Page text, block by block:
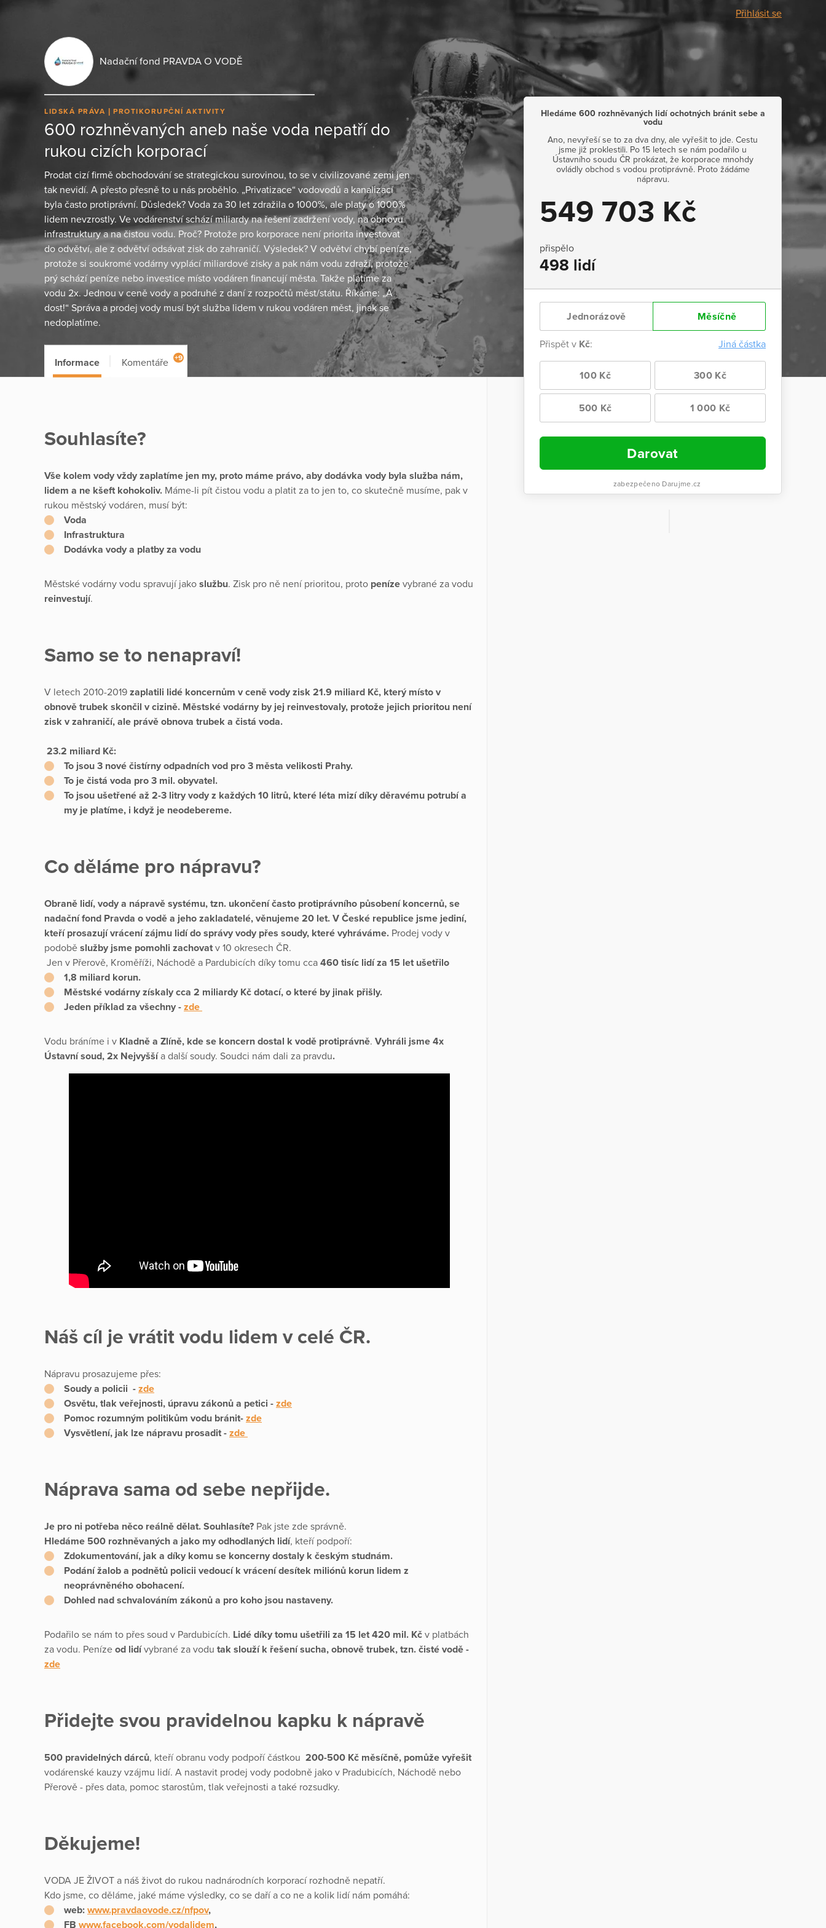
Přihlásit se
Nadační fond PRAVDA O VODĚ
LIDSKÁ PRÁVA PROTIKORUPČNÍ AKTIVITY
600 rozhněvaných aneb naše voda nepatří do
rukou cizích korporací
Prodat cizí firmě obchodování se strategickou surovinou, to se v civilizované zemi jen
tak nevidí. A přesto přesně to u nás proběhlo. „Privatizace“ vodovodů a kanalizací
byla často protiprávní. Důsledek? Voda za 30 let zdražila o 1000%, ale platy o 1000%
lidem nevzrostly. Ve vodárenství schází miliardy na řešení zadržení vody, na obnovu
infrastruktury a na čistou vodu. Proč? Protože pro korporace není priorita investovat
do odvětví, ale z odvětví odsávat zisk do zahraničí. Výsledek? V odvětví chybí peníze,
protože si soukromé vodárny vyplácí miliardové zisky a pak nám vodu zdraží, protože
prý schází peníze nebo investice místo vodáren financují města. Takže platíme za
vodu 2x. Jednou v ceně vody a podruhé z daní z rozpočtů měst/státu. Říkáme: „A
dost!“ Správa a prodej vody musí být služba lidem v rukou vodáren měst, jinak se
nedoplatíme.
Hledáme 600 rozhněvaných lidí ochotných bránit sebe a
vodu
Ano, nevyřeší se to za dva dny, ale vyřešit to jde. Cestu
jsme již proklestili. Po 15 letech se nám podařilo u
Ústavního soudu ČR prokázat, že korporace mnohdy
ovládly obchod s vodou protiprávně. Proto žádáme
nápravu.
549 703 Kč
přispělo
498 lidí
Jednorázově Měsíčně
Přispět v Kč: Jiná částka
100 Kč 300 Kč
500 Kč 1 000 Kč
Darovat
zabezpečeno Darujme.cz
Informace Komentáře +9
Souhlasíte?
Vše kolem vody vždy zaplatíme jen my, proto máme právo, aby dodávka vody byla služba nám,
lidem a ne kšeft kohokoliv. Máme-li pít čistou vodu a platit za to jen to, co skutečně musíme, pak v
rukou městský vodáren, musí být:
Voda
Infrastruktura
Dodávka vody a platby za vodu
Městské vodárny vodu spravují jako službu. Zisk pro ně není prioritou, proto peníze vybrané za vodu
reinvestují.
Samo se to nenapraví!
V letech 2010-2019 zaplatili lidé koncernům v ceně vody zisk 21.9 miliard Kč, který místo v
obnově trubek skončil v cizině. Městské vodárny by jej reinvestovaly, protože jejich prioritou není
zisk v zahraničí, ale právě obnova trubek a čistá voda.
23.2 miliard Kč:
To jsou 3 nové čistírny odpadních vod pro 3 města velikosti Prahy.
To je čistá voda pro 3 mil. obyvatel.
To jsou ušetřené až 2-3 litry vody z každých 10 litrů, které léta mizí díky děravému potrubí a
my je platíme, i když je neodebereme.
Co děláme pro nápravu?
Obraně lidí, vody a nápravě systému, tzn. ukončení často protiprávního působení koncernů, se
nadační fond Pravda o vodě a jeho zakladatelé, věnujeme 20 let. V České republice jsme jediní,
kteří prosazují vrácení zájmu lidí do správy vody přes soudy, které vyhráváme. Prodej vody v
podobě služby jsme pomohli zachovat v 10 okresech ČR.
Jen v Přerově, Kroměříži, Náchodě a Pardubicích díky tomu cca 460 tisíc lidí za 15 let ušetřilo
1,8 miliard korun.
Městské vodárny získaly cca 2 miliardy Kč dotací, o které by jinak přišly.
Jeden příklad za všechny - zde
Vodu bráníme i v Kladně a Zlíně, kde se koncern dostal k vodě protiprávně. Vyhráli jsme 4x
Ústavní soud, 2x Nejvyššía další soudy. Soudci nám dali za pravdu.
Náš cíl je vrátit vodu lidem v celé ČR.
Nápravu prosazujeme přes:
Soudy a policii - zde
Osvětu, tlak veřejnosti, úpravu zákonů a petici - zde
Pomoc rozumným politikům vodu bránit- zde
Vysvětlení, jak lze nápravu prosadit - zde
Náprava sama od sebe nepřijde.
Je pro ni potřeba něco reálně dělat. Souhlasíte? Pak jste zde správně.
Hledáme 500 rozhněvaných a jako my odhodlaných lidí, kteří podpoří:
Zdokumentování, jak a díky komu se koncerny dostaly k českým studnám.
Podání žalob a podnětů policii vedoucí k vrácení desítek miliónů korun lidem z
neoprávněného obohacení.
Dohled nad schvalováním zákonů a pro koho jsou nastaveny.
Podařilo se nám to přes soud v Pardubicích. Lidé díky tomu ušetřili za 15 let 420 mil. Kč v platbách
za vodu. Peníze od lidívybrané za vodu tak slouží k řešení sucha, obnově trubek, tzn. čisté vodě -
zde
Přidejte svou pravidelnou kapku k nápravě
500 pravidelných dárců, kteří obranu vody podpoří částkou 200-500 Kč měsíčně, pomůže vyřešit
vodárenské kauzy vzájmu lidí. A nastavit prodej vody podobně jako v Pradubicích, Náchodě nebo
Přerově - přes data, pomoc starostům, tlak veřejnosti a také rozsudky.
Děkujeme!
VODA JE ŽIVOT a náš život do rukou nadnárodních korporací rozhodně nepatří.
Kdo jsme, co děláme, jaké máme výsledky, co se daří a co ne a kolik lidí nám pomáhá:
web: www.pravdaovode.cz/nfpov,
FB www.facebook.com/vodalidem,